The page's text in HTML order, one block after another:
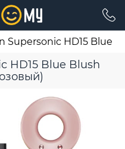
Supersonic HD15 Blue
HD15 Blue Blush